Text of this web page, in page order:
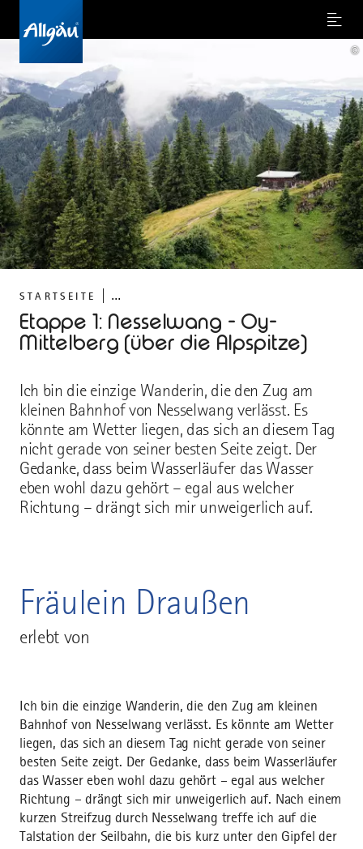
Menu
©
STARTSEITE ...
Etappe 1: Nesselwang - Oy-
Mittelberg (über die Alpspitze)
Ich bin die einzige Wanderin, die den Zug am
kleinen Bahnhof von Nesselwang verlässt. Es
könnte am Wetter liegen, das sich an diesem Tag
nicht gerade von seiner besten Seite zeigt. Der
Gedanke, dass beim Wasserläufer das Wasser
eben wohl dazu gehört – egal aus welcher
Richtung – drängt sich mir unweigerlich auf.
Fräulein Draußen
erlebt von
Ich bin die einzige Wanderin, die den Zug am kleinen
Bahnhof von Nesselwang verlässt. Es könnte am Wetter
liegen, das sich an diesem Tag nicht gerade von seiner
besten Seite zeigt. Der Gedanke, dass beim Wasserläufer
das Wasser eben wohl dazu gehört – egal aus welcher
Richtung – drängt sich mir unweigerlich auf. Nach einem
kurzen Streifzug durch Nesselwang treffe ich auf die
Talstation der Seilbahn, die bis kurz unter den Gipfel der